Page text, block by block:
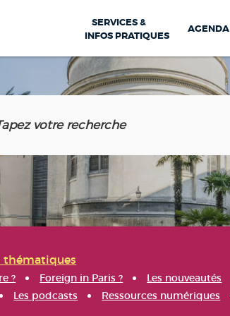
SERVICES &
INFOS PRATIQUES
AGENDA
thématiques
? Foreign in Paris ? Les nouveautés
Les podcasts Ressources numériques